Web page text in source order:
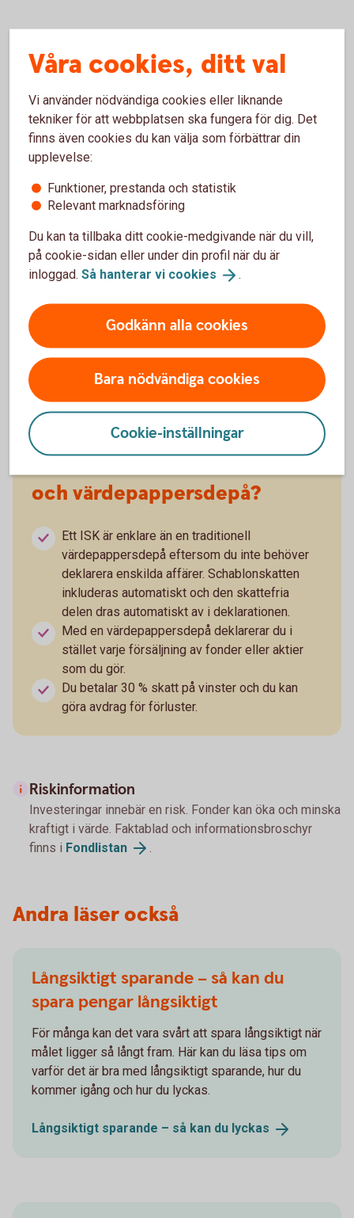
Vad är ett ISK?
Ett investeringssparkonto är en sparform där
du på ett enkelt sätt kan spara i fonder och
aktier.
redogöra för dem i din deklaration. Du betalar
alltså inte skatt om du säljer något med vinst
eller får utdelning. I stället betalar du en årlig
schablonskatt baserad på genomsnittet av
kontots värde vid kvartalsskiften och de
insättningar du gjort under året.
Skulle du göra en förlust på dina värdepapper
kan du inte göra avdrag för dem.
oavsett om värdet har ökat eller minskat.
och värdepappersdepå?
Ett ISK är enklare än en traditionell
värdepappersdepå eftersom du inte behöver
deklarera enskilda affärer. Schablonskatten
inkluderas automatiskt och den skattefria
delen dras automatiskt av i deklarationen.
Med en värdepappersdepå deklarerar du i
stället varje försäljning av fonder eller aktier
som du gör.
Du betalar 30 % skatt på vinster och du kan
göra avdrag för förluster.
Riskinformation
Investeringar innebär en risk. Fonder kan öka och minska
kraftigt i värde. Faktablad och informationsbroschyr
finns i Fondlistan
Andra läser också
Långsiktigt sparande – så kan du
spara pengar långsiktigt
För många kan det vara svårt att spara långsiktigt när
målet ligger så långt fram. Här kan du läsa tips om
varför det är bra med långsiktigt sparande, hur du
kommer igång och hur du lyckas.
Långsiktigt sparande – så kan du lyckas
Våra cookies, ditt val
Vi använder nödvändiga cookies eller liknande
tekniker för att webbplatsen ska fungera för dig. Det
finns även cookies du kan välja som förbättrar din
upplevelse:
Funktioner, prestanda och statistik
Relevant marknadsföring
Du kan ta tillbaka ditt cookie-medgivande när du vill,
på cookie-sidan eller under din profil när du är
inloggad. Så hanterar vi cookies .
Godkänn alla cookies
Bara nödvändiga cookies
Cookie-inställningar